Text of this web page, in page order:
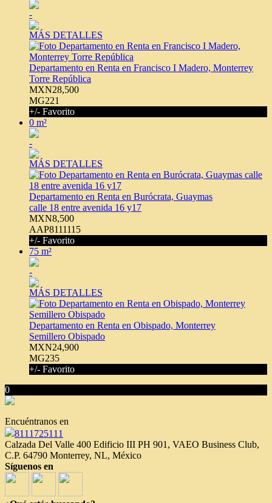
-
MÁS DETALLES
Departamento en Renta en Francisco I Madero, Monterrey
Torre República
MXN28,500
MG221
+/- Favorito
0 m²
-
MÁS DETALLES
Departamento en Renta en Burócrata, Guaymas
calle 18 entre avenida 16 y17
MXN8,500
AAP8111115
+/- Favorito
75 m²
-
MÁS DETALLES
Departamento en Renta en Obispado, Monterrey
Semillero Obispado
MXN24,900
MG235
+/- Favorito
0
Encuéntranos en
8111725111
Calzada Del Valle 400 Edificio III PH 901, VAEO Business Club,
C.P. 64790 Monterrey, NL, México
Síguenos en